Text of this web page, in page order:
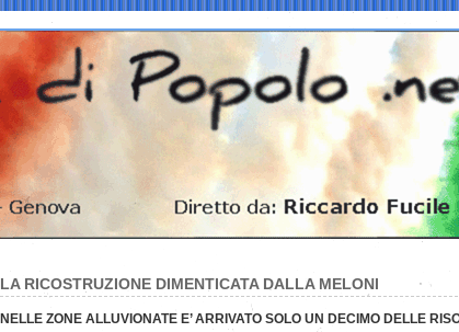
LA RICOSTRUZIONE DIMENTICATA DALLA MELONI
NELLE ZONE ALLUVIONATE E’ ARRIVATO SOLO UN DECIMO DELLE